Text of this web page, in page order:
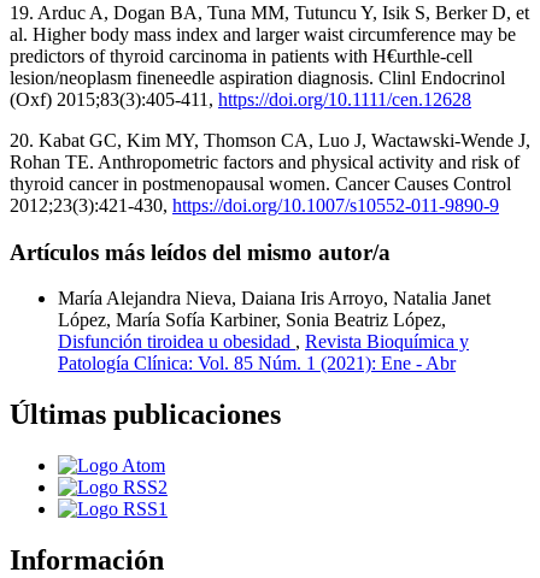
19. Arduc A, Dogan BA, Tuna MM, Tutuncu Y, Isik S, Berker D, et
al. Higher body mass index and larger waist circumference may be
predictors of thyroid carcinoma in patients with H€urthle-cell
lesion/neoplasm fineneedle aspiration diagnosis. Clinl Endocrinol
(Oxf) 2015;83(3):405-411, https://doi.org/10.1111/cen.12628
20. Kabat GC, Kim MY, Thomson CA, Luo J, Wactawski-Wende J,
Rohan TE. Anthropometric factors and physical activity and risk of
thyroid cancer in postmenopausal women. Cancer Causes Control
2012;23(3):421-430, https://doi.org/10.1007/s10552-011-9890-9
Artículos más leídos del mismo autor/a
María Alejandra Nieva, Daiana Iris Arroyo, Natalia Janet
López, María Sofía Karbiner, Sonia Beatriz López,
Disfunción tiroidea u obesidad , Revista Bioquímica y
Patología Clínica: Vol. 85 Núm. 1 (2021): Ene - Abr
Últimas publicaciones
Información